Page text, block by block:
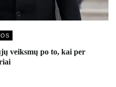
veiksmų po to, kai per